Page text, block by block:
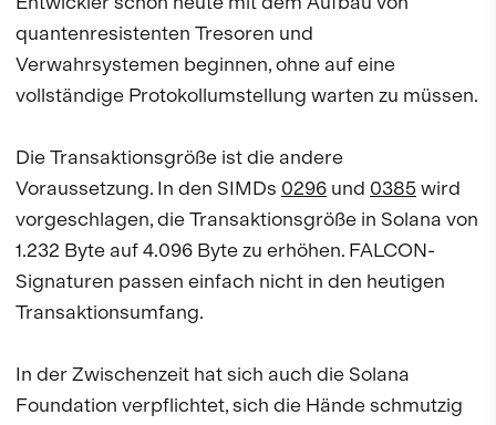
quantenresistenten Tresoren und
Verwahrsystemen beginnen, ohne auf eine
vollständige Protokollumstellung warten zu müssen.
Die Transaktionsgröße ist die andere
Voraussetzung. In den SIMDs 0296 und 0385 wird
vorgeschlagen, die Transaktionsgröße in Solana von
1.232 Byte auf 4.096 Byte zu erhöhen. FALCON-
Signaturen passen einfach nicht in den heutigen
Transaktionsumfang.
In der Zwischenzeit hat sich auch die Solana
Foundation verpflichtet, sich die Hände schmutzig